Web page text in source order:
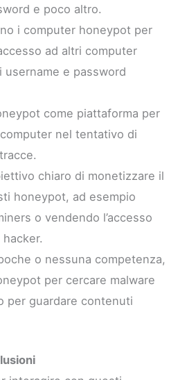
e poco altro.
i computer honeypot per
ad altri computer
e password
come piattaforma per
nel tentativo di
chiaro di monetizzare il
honeypot, ad esempio
o vendendo l’accesso
hacker.
o nessuna competenza,
per cercare malware
per guardare contenuti